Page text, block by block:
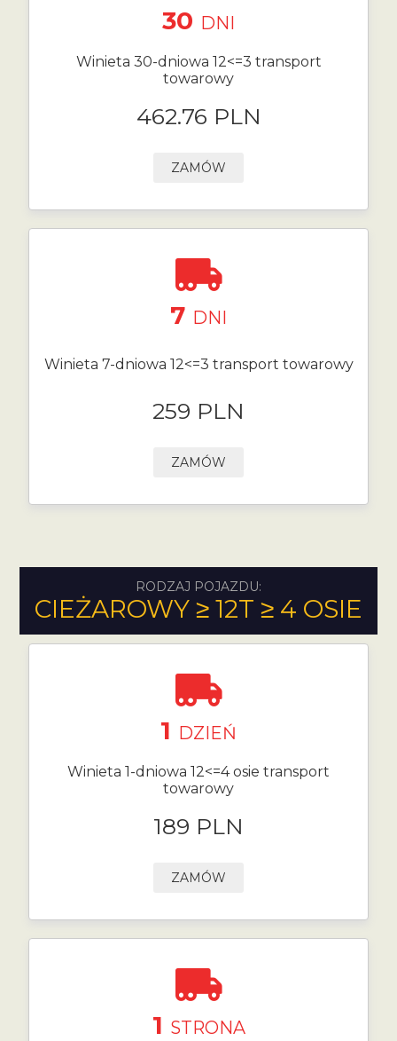
30 DNI
Winieta 30-dniowa 12<=3 transport
towarowy
462.76 PLN
ZAMÓW
7 DNI
Winieta 7-dniowa 12<=3 transport towarowy
259 PLN
ZAMÓW
RODZAJ POJAZDU:
CIEŻAROWY ≥ 12T ≥ 4 OSIE
1 DZIEŃ
Winieta 1-dniowa 12<=4 osie transport
towarowy
189 PLN
ZAMÓW
1 STRONA